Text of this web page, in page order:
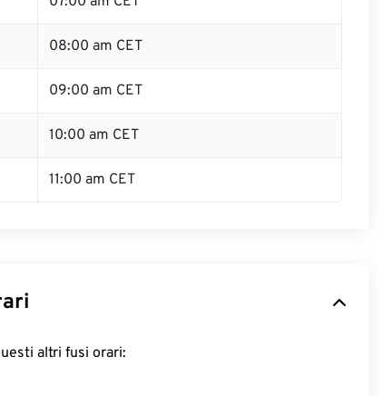
08:00 am CET
09:00 am CET
10:00 am CET
11:00 am CET
altri fusi orari: